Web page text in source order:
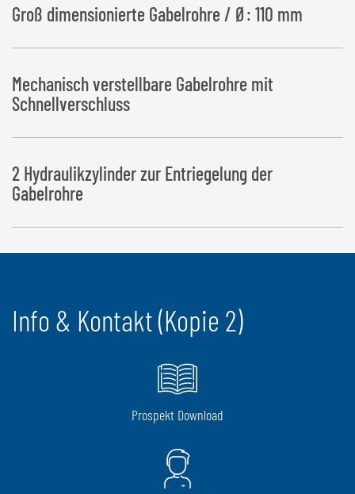
Groß dimensionierte Gabelrohre / Ø: 110 mm
Mechanisch verstellbare Gabelrohre mit
Schnellverschluss
2 Hydraulikzylinder zur Entriegelung der
Gabelrohre
Info & Kontakt (Kopie 2)
Prospekt Download